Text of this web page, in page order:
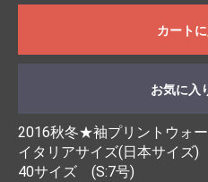
カート
お気に入
2016秋冬★袖プリントウォー
イタリアサイズ(日本サイズ)
40サイズ (S:7号)